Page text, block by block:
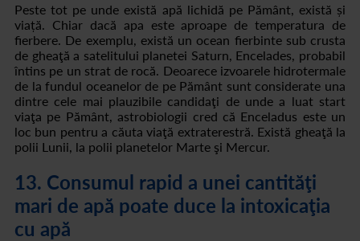
Peste tot pe unde există apă lichidă pe Pământ, există și
viață. Chiar dacă apa este aproape de temperatura de
fierbere. De exemplu, există un ocean fierbinte sub crusta
de gheaţă a satelitului planetei Saturn, Encelades, probabil
întins pe un strat de rocă. Deoarece izvoarele hidrotermale
de la fundul oceanelor de pe Pământ sunt considerate una
dintre cele mai plauzibile candidaţi de unde a luat start
viaţa pe Pământ, astrobiologii cred că Enceladus este un
loc bun pentru a căuta viaţă extraterestră. Există gheaţă la
polii Lunii, la polii planetelor Marte şi Mercur.
13. Consumul rapid a unei cantităţi
mari de apă poate duce la intoxicaţia
cu apă